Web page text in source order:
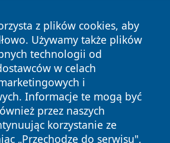
z plików cookies, aby
Używamy także plików
technologii od
w celach
i
Informacje te mogą być
przez naszych
korzystanie ze
„Przechodzę do serwisu",
Wszystkie prawa zastrzeżone.
Polityka
Cookies